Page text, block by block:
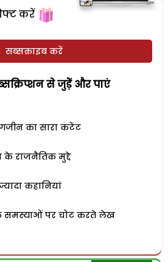
करें
सब्सक्राइब करें
से जुड़ेें और पाएं
का सारा कंटेंट
के राजनैतिक मुद्दे
कहानियां
समस्याओं पर चोट करते लेख